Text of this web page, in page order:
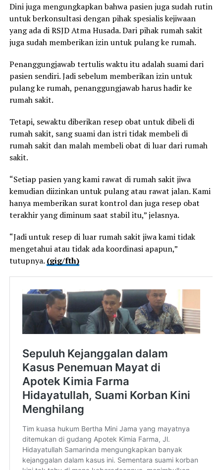
Dini juga mengungkapkan bahwa pasien juga sudah rutin
untuk berkonsultasi dengan pihak spesialis kejiwaan
yang ada di RSJD Atma Husada. Dari pihak rumah sakit
juga sudah memberikan izin untuk pulang ke rumah.
Penanggungjawab tertulis waktu itu adalah suami dari
pasien sendiri. Jadi sebelum memberikan izin untuk
pulang ke rumah, penanggungjawab harus hadir ke
rumah sakit.
Tetapi, sewaktu diberikan resep obat untuk dibeli di
rumah sakit, sang suami dan istri tidak membeli di
rumah sakit dan malah membeli obat di luar dari rumah
sakit.
“Setiap pasien yang kami rawat di rumah sakit jiwa
kemudian diizinkan untuk pulang atau rawat jalan. Kami
hanya memberikan surat kontrol dan juga resep obat
terakhir yang diminum saat stabil itu,” jelasnya.
“Jadi untuk resep di luar rumah sakit jiwa kami tidak
mengetahui atau tidak ada koordinasi apapun,”
tutupnya. (gig/fth)